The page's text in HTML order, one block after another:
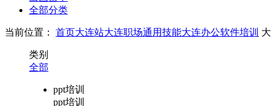
全部分类
当前位置： 首页大连站大连职场通用技能大连办公软件培训
类别
全部
ppt培训
ppt培训